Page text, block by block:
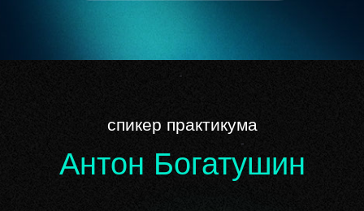
спикер практикума
Антон Богатушин